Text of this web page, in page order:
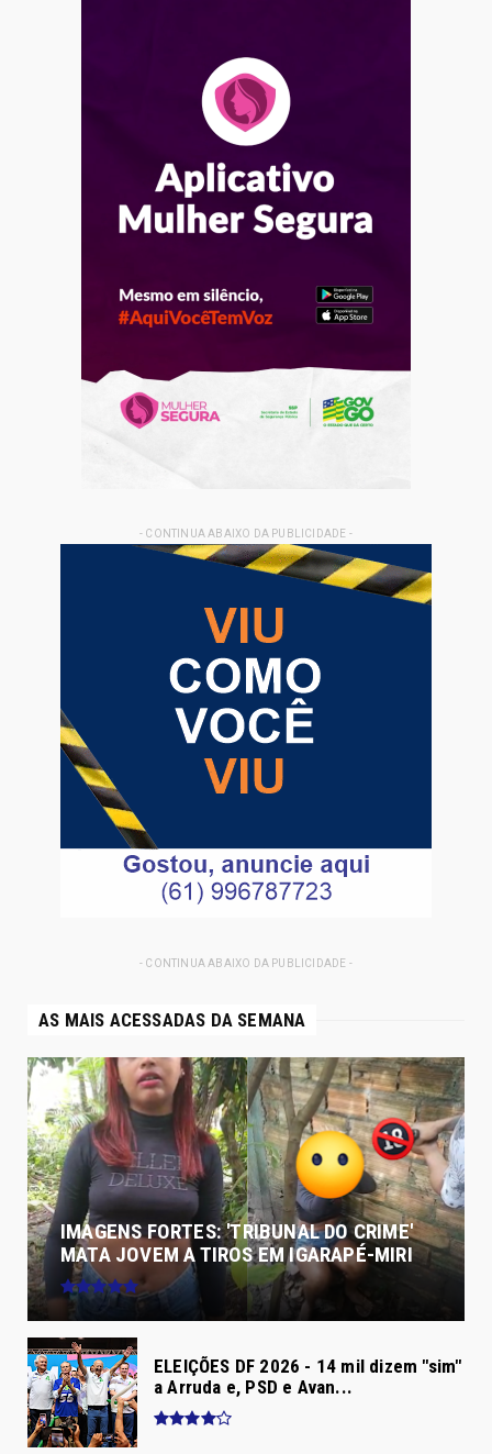
- CONTINUA ABAIXO DA PUBLICIDADE -
- CONTINUA ABAIXO DA PUBLICIDADE -
AS MAIS ACESSADAS DA SEMANA
IMAGENS FORTES: 'TRIBUNAL DO CRIME'
MATA JOVEM A TIROS EM IGARAPÉ-MIRI
ELEIÇÕES DF 2026 - 14 mil dizem "sim"
a Arruda e, PSD e Avan...